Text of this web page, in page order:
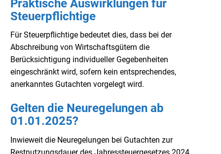
Praktische Auswirklungen für
Steuerpflichtige
Für Steuerpflichtige bedeutet dies, dass bei der
Abschreibung von Wirtschaftsgütern die
Berücksichtigung individueller Gegebenheiten
eingeschränkt wird, sofern kein entsprechendes,
anerkanntes Gutachten vorgelegt wird.
Gelten die Neuregelungen ab
01.01.2025?
Inwieweit die Neuregelungen bei Gutachten zur